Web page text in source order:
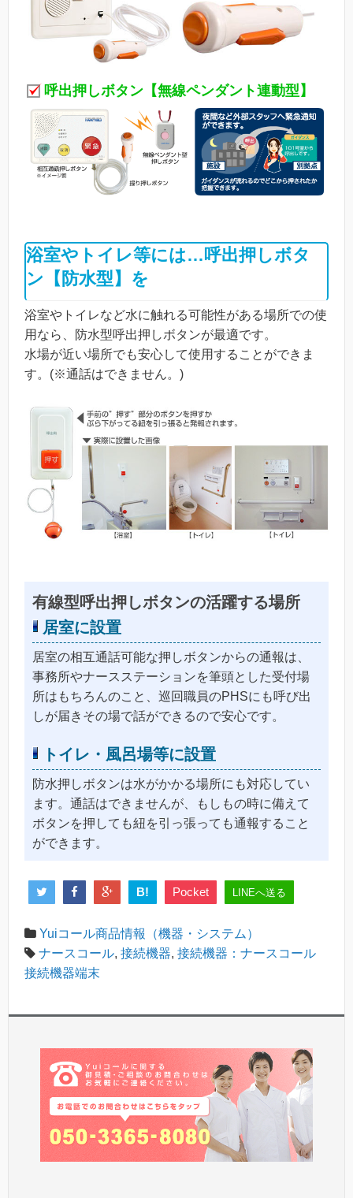
呼出押しボタン【無線ペンダント連動型】
浴室やトイレ等には…呼出押しボタ
ン【防水型】を
浴室やトイレなど水に触れる可能性がある場所での使
用なら、防水型呼出押しボタンが最適です。
水場が近い場所でも安心して使用することができま
す。(※通話はできません。)
有線型呼出押しボタンの活躍する場所
居室に設置
居室の相互通話可能な押しボタンからの通報は、
事務所やナースステーションを筆頭とした受付場
所はもちろんのこと、巡回職員のPHSにも呼び出
しが届きその場で話ができるので安心です。
トイレ・風呂場等に設置
防水押しボタンは水がかかる場所にも対応してい
ます。通話はできませんが、もしもの時に備えて
ボタンを押しても紐を引っ張っても通報すること
ができます。
B! Pocket LINEへ送る
Yuiコール商品情報（機器・システム）
ナースコール, 接続機器, 接続機器：ナースコール
接続機器端末